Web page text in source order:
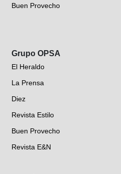
Buen Provecho
Grupo OPSA
El Heraldo
La Prensa
Diez
Revista Estilo
Buen Provecho
Revista E&N